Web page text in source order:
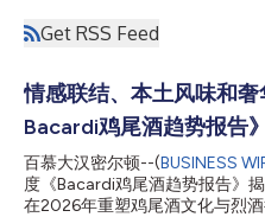
Get RSS Feed
情感联结、本土风味和
Bacardi鸡尾酒趋势报告
百慕大汉密尔顿--(BUSINESS
度《Bacardi鸡尾酒趋势报告》
在2026年重塑鸡尾酒文化与烈